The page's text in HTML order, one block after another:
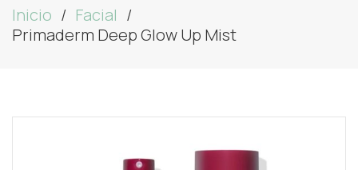
Inicio
Facial
Primaderm Deep Glow Up Mist